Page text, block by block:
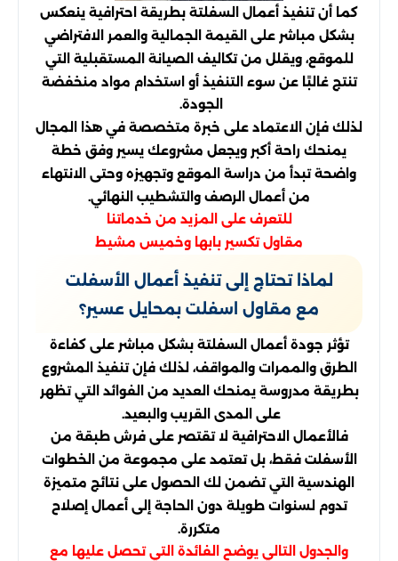
كما أن تنفيذ أعمال السفلتة بطريقة احترافية ينعكس
بشكل مباشر على القيمة الجمالية والعمر الافتراضي
للموقع، ويقلل من تكاليف الصيانة المستقبلية التي
تنتج غالبًا عن سوء التنفيذ أو استخدام مواد منخفضة
الجودة.
لذلك فإن الاعتماد على خبرة متخصصة في هذا المجال
يمنحك راحة أكبر ويجعل مشروعك يسير وفق خطة
واضحة تبدأ من دراسة الموقع وتجهيزه وحتى الانتهاء
من أعمال الرصف والتشطيب النهائي.
للتعرف على المزيد من خدماتنا
مقاول تكسير بابها وخميس مشيط
لماذا تحتاج إلى تنفيذ أعمال الأسفلت
مع مقاول اسفلت بمحايل عسير؟
تؤثر جودة أعمال السفلتة بشكل مباشر على كفاءة
الطرق والممرات والمواقف، لذلك فإن تنفيذ المشروع
بطريقة مدروسة يمنحك العديد من الفوائد التي تظهر
على المدى القريب والبعيد.
فالأعمال الاحترافية لا تقتصر على فرش طبقة من
الأسفلت فقط، بل تعتمد على مجموعة من الخطوات
الهندسية التي تضمن لك الحصول على نتائج متميزة
تدوم لسنوات طويلة دون الحاجة إلى أعمال إصلاح
متكررة.
والجدول التالي يوضح الفائدة التي تحصل عليها مع